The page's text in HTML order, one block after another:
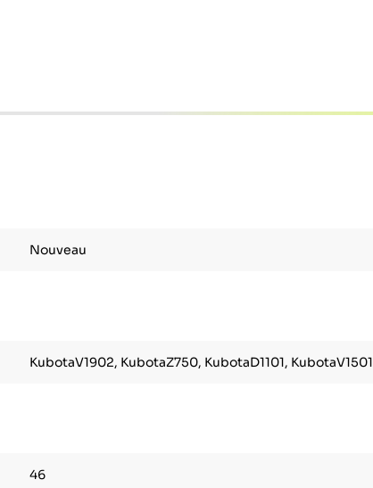
Nouveau
KubotaV1902, KubotaZ750, KubotaD1101, KubotaV1501
46